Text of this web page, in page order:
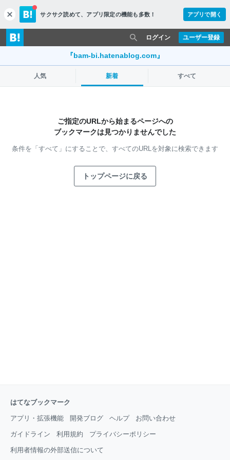
c
l
o
s
サクサク読めて、 アプリ限定の機能も多数！ アプリで開く
ユーザー登録
ログイン
『bam-bi.hatenablog.com』
人気 新着 すべて
ご指定のURLから始まるページへの
ブックマークは見つかりませんでした
条件を「すべて」にすることで、 すべてのURLを対象に検索できます
トップページに戻る
はてなブックマーク
アプリ・拡張機能 開発ブログ ヘルプ お問い合わせ
ガイドライン 利用規約 プライバシーポリシー
利用者情報の外部送信について